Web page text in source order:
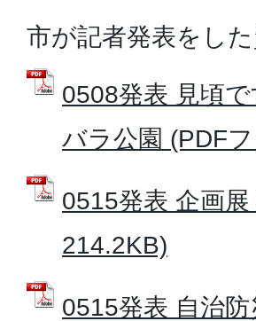
市が記者発表をし
0508発表 見頃
バラ公園 (PDF
0515発表 企画
214.2KB)
0515発表 自治